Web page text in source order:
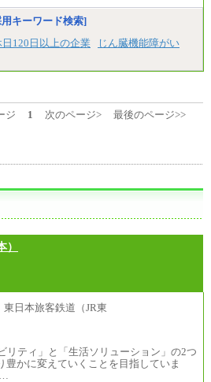
キーワード検索]
120日以上の企業
じん臓機能障がい
ジ 1 次のページ> 最後のページ>>
リティ」と「生活ソリューション」の2つ
豊かに変えていくことを目指していま